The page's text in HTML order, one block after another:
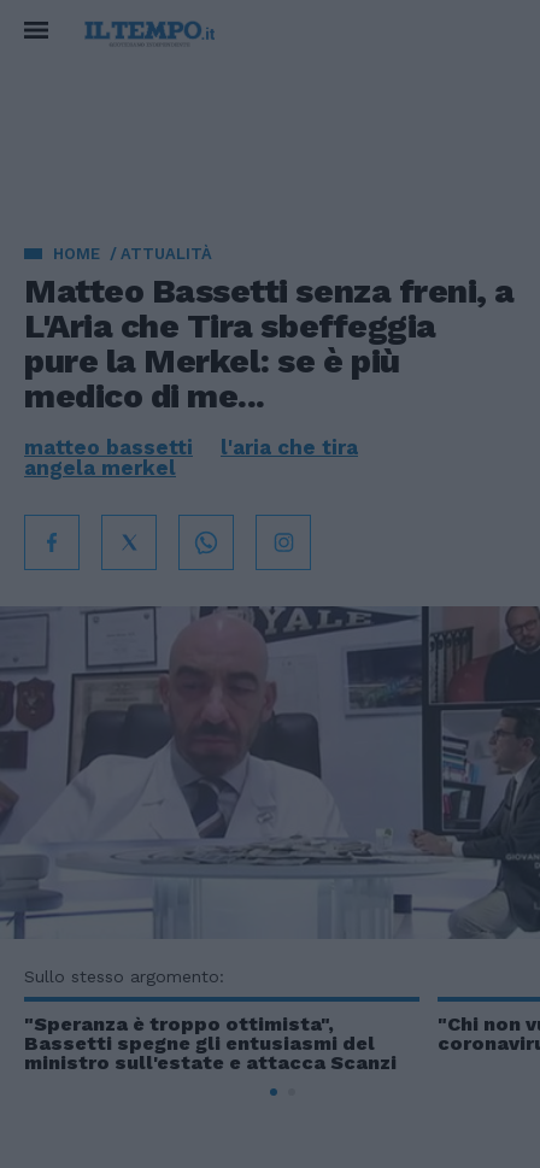
HOME ATTUALITÀ
Matteo Bassetti senza freni, a
L'Aria che Tira sbeffeggia
pure la Merkel: se è più
medico di me...
matteo bassetti
l'aria che tira
angela merkel
Sullo stesso argomento:
"Speranza è troppo ottimista",
Bassetti spegne gli entusiasmi del
ministro sull'estate e attacca Scanzi
"Chi non